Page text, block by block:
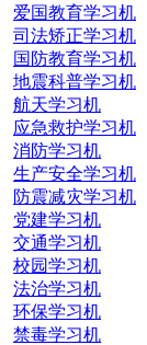
爱国教育学习机
司法矫正学习机
国防教育学习机
地震科普学习机
航天学习机
应急救护学习机
消防学习机
生产安全学习机
防震减灾学习机
党建学习机
交通学习机
校园学习机
法治学习机
环保学习机
禁毒学习机